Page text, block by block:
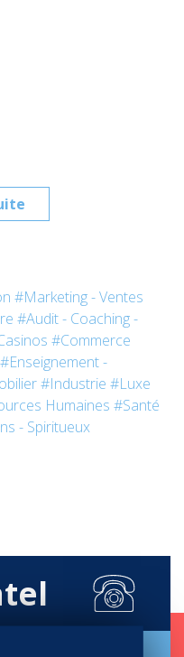
#Marketing - Ventes
#Audit - Coaching -
#Commerce
#Enseignement -
#Industrie #Luxe
Humaines #Santé
- Spiritueux